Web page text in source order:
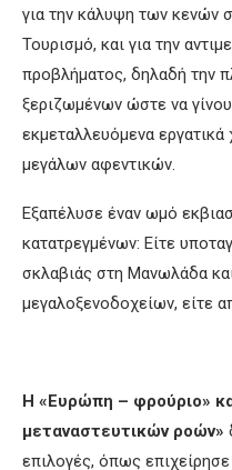
για την κάλυψη των κενών
Τουρισμό, και για την
προβλήματος, δηλαδή την
ξεριζωμένων ώστε να
εκμεταλλευόμενα εργατικά
μεγάλων αφεντικών.
Εξαπέλυσε έναν ωμό
κατατρεγμένων: Είτε
σκλαβιάς στη Μανωλάδα
μεγαλοξενοδοχείων, είτε
Η «Ευρώπη – φρούριο»
μεταναστευτικών ροών»
επιλογές, όπως